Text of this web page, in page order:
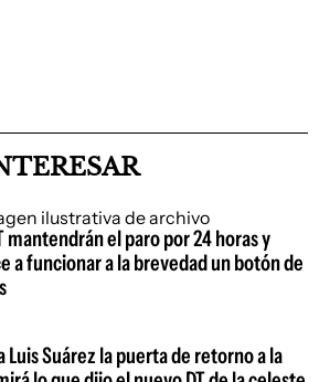
mantendrán el paro por 24 horas y
a funcionar a la brevedad un botón de
Luis Suárez la puerta de retorno a la